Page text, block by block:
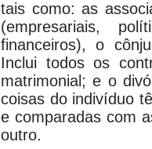
tais como: as
(empresariais,
financeiros), o
Inclui todos os
matrimonial; e o
coisas do indivíduo
e comparadas com
outro.